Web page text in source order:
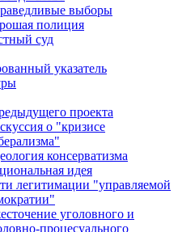
выборы
полиция
суд
указатель
проекта
о "кризисе
консерватизма
идея
легитимации "управляемой
уголовного и
процесуального